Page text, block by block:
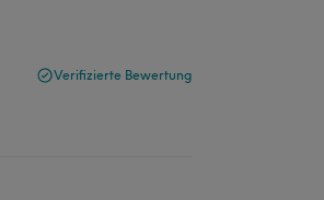
Verifizierte Bewertung